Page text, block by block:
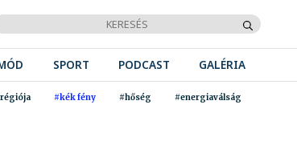
SPORT PODCAST GALÉRIA
#kék fény #hőség #energiaválság